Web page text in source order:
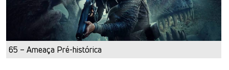
65 – Ameaça Pré-histórica